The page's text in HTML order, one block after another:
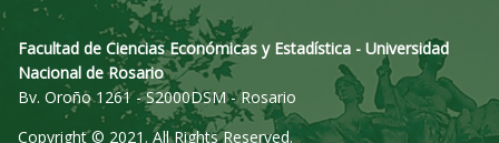
Facultad de Ciencias Económicas y Estadística - Universidad
Nacional de Rosario
Bv. Oroño 1261 - S2000DSM - Rosario
Copyright © 2021. All Rights Reserved.